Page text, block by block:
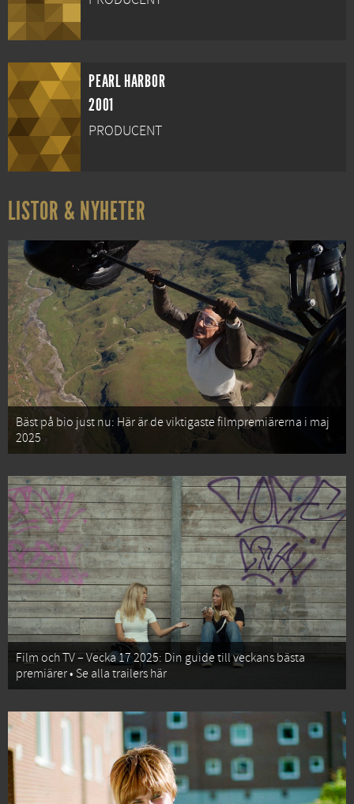
PEARL HARBOR
2001
PRODUCENT
LISTOR & NYHETER
Bäst på bio just nu: Här är de viktigaste filmpremiärerna i maj
2025
Film och TV – Vecka 17 2025: Din guide till veckans bästa
premiärer • Se alla trailers här